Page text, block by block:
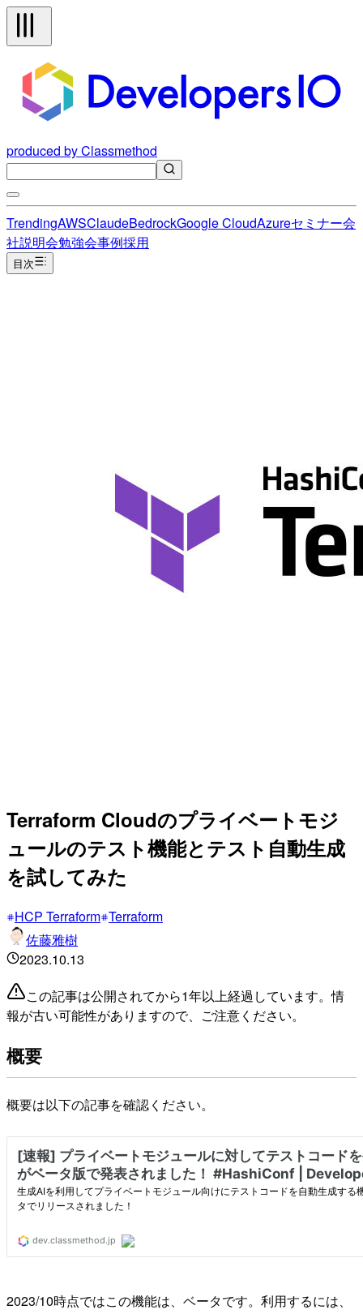
produced by Classmethod
TrendingAWSClaudeBedrockGoogle CloudAzureセミナー会
社説明会勉強会事例採用
目次
Terraform Cloudのプライベートモジ
ュールのテスト機能とテスト自動生成
を試してみた
HCP Terraform Terraform
佐藤雅樹
2023.10.13
この記事は公開されてから1年以上経過しています。情
報が古い可能性がありますので、ご注意ください。
概要
概要は以下の記事を確認ください。
2023/10時点ではこの機能は、ベータです。利用するには、